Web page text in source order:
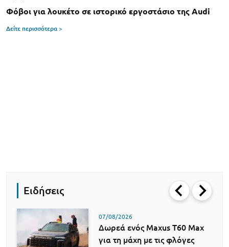
Φόβοι για λουκέτο σε ιστορικό εργοστάσιο της Audi
Δείτε περισσότερα >
Ειδήσεις
07/08/2026
Δωρεά ενός Maxus T60 Max
για τη μάχη με τις φλόγες